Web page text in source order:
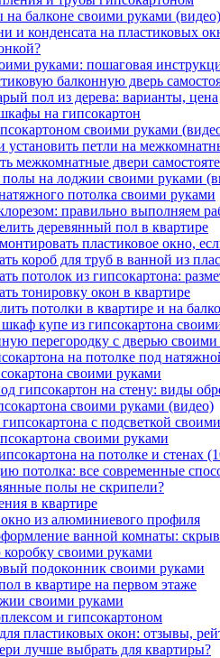
балконе своими руками (видео)
и конденсата на пластиковых
руками: пошаговая
балконную дверь
пол из дерева: варианты, цена
на гипсокартон
своими руками
установить петли на
межкомнатные двери
полы на лоджии своими руками
потолка своими руками
правильно выполняем
деревянный пол в квартире
пластиковое окно,
короб для труб в ванной из
потолок из гипсокартона:
тонировку окон в квартире
потолки в квартире и на
купе из гипсокартона
перегородку с дверью
на потолке под
своими руками
гипсокартон на стену: виды
своими руками (видео)
с подсветкой
своими руками
на потолке и стенах
потолка: все современные
полы не скрипели?
в квартире
из алюминиевого профиля
ванной комнаты:
своими руками
подоконник своими руками
в квартире на первом этаже
своими руками
и гипсокартоном
пластиковых окон: отзывы,
лучше выбрать для квартиры?